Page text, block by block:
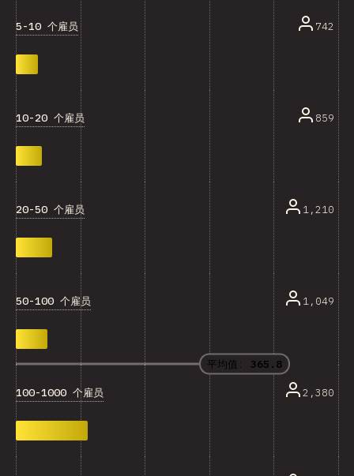
平均值: 365.8
5-10 个雇员 742
10-20 个雇员 859
20-50 个雇员 1,210
50-100 个雇员 1,049
100-1000 个雇员 2,380